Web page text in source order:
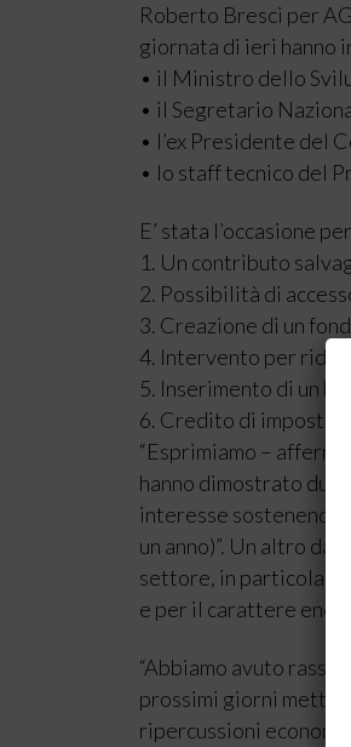
Roberto Bresci per
giornata di ieri hanno
• il Ministro dello
• il Segretario
• l’ex Presidente del
• lo staff tecnico del
E’ stata l’occasione
1. Un contributo
2. Possibilità di
3. Creazione di un
4. Intervento per
5. Inserimento di un
6. Credito di imposta
“Esprimiamo –
hanno dimostrato
interesse sostenendo
un anno)”. Un altro
settore, in particolare
e per il carattere
“Abbiamo avuto
prossimi giorni
ripercussioni